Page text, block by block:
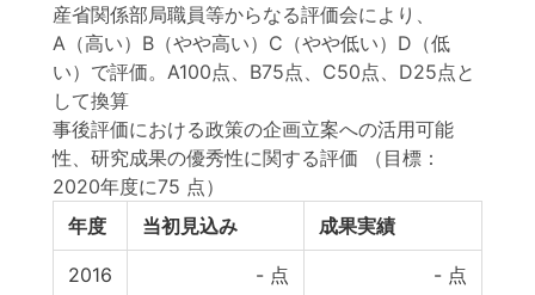
産省関係部局職員等からなる評価会により、
A（高い）B（やや高い）C（やや低い）D（低
い）で評価。A100点、B75点、C50点、D25点と
して換算
事後評価における政策の企画立案への活用可能
性、研究成果の優秀性に関する評価
（目標：
2020年度に75 点）
年度
当初見込み 成果実績
2016 - 点 - 点